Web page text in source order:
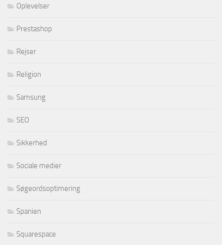
Oplevelser
Prestashop
Rejser
Religion
Samsung
SEO
Sikkerhed
Sociale medier
Søgeordsoptimering
Spanien
Squarespace